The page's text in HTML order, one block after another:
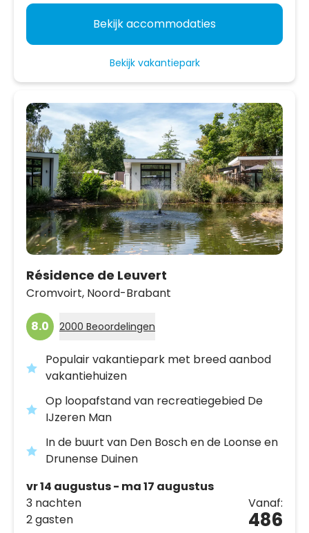
Bekijk accommodaties
Bekijk vakantiepark
Résidence de Leuvert
Cromvoirt, Noord-Brabant
8.0 2000 Beoordelingen
Populair vakantiepark met breed aanbod
vakantiehuizen
Op loopafstand van recreatiegebied De
IJzeren Man
In de buurt van Den Bosch en de Loonse en
Drunense Duinen
vr 14 augustus - ma 17 augustus
3 nachten
2 gasten
Vanaf:
486